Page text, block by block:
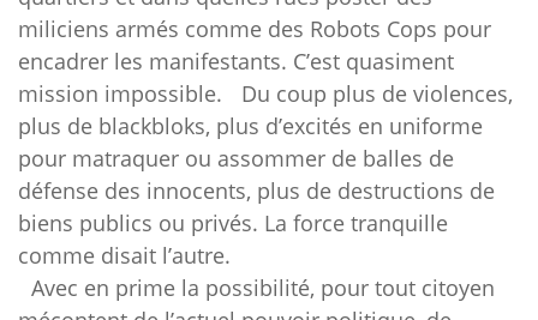
miliciens armés comme des Robots Cops pour
encadrer les manifestants. C’est quasiment
mission impossible. Du coup plus de violences,
plus de blackbloks, plus d’excités en uniforme
pour matraquer ou assommer de balles de
défense des innocents, plus de destructions de
biens publics ou privés. La force tranquille
comme disait l’autre.
Avec en prime la possibilité, pour tout citoyen